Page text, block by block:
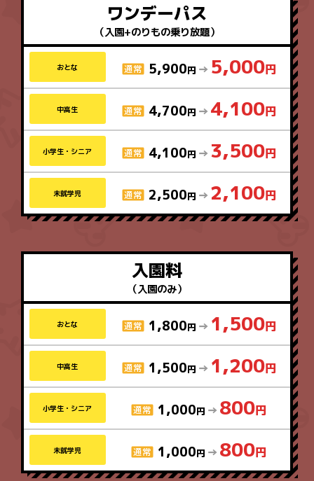
ワンデーパス
（入園+のりもの乗り放題）
おとな 5,900 5,000
中高生 4,700 4,100
小学生・シニア 4,100 3,500
未就学児 2,500 2,100
入園料
（入園のみ）
おとな 1,800 1,500
中高生 1,500 1,200
小学生・シニア 1,000 800
未就学児 1,000 800